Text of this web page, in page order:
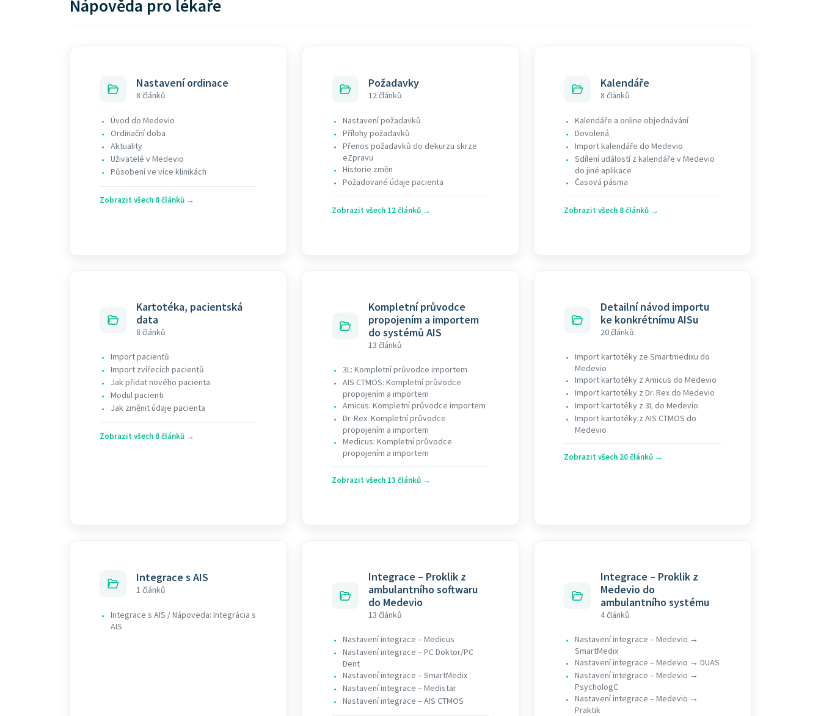
Nápověda pro lékaře
Nastavení ordinace
8 článků
•
Úvod do Medevio
•
Ordinační doba
•
Aktuality
•
Uživatelé v Medevio
•
Působení ve více klinikách
Zobrazit všech 8 článků →
Požadavky
12 článků
•
Nastavení požadavků
•
Přílohy požadavků
•
Přenos požadavků do dekurzu skrze
eZpravu
•
Historie změn
•
Požadované údaje pacienta
Zobrazit všech 12 článků →
Kalendáře
8 článků
•
Kalendáře a online objednávání
•
Dovolená
•
Import kalendáře do Medevio
•
Sdílení událostí z kalendáře v Medevio
do jiné aplikace
•
Časová pásma
Zobrazit všech 8 článků →
Kartotéka, pacientská
data
8 článků
•
Import pacientů
•
Import zvířecích pacientů
•
Jak přidat nového pacienta
•
Modul pacienti
•
Jak změnit údaje pacienta
Zobrazit všech 8 článků →
Kompletní průvodce
propojením a importem
do systémů AIS
13 článků
•
3L: Kompletní průvodce importem
•
AIS CTMOS: Kompletní průvodce
propojením a importem
•
Amicus: Kompletní průvodce importem
•
Dr. Rex: Kompletní průvodce
propojením a importem
•
Medicus: Kompletní průvodce
propojením a importem
Zobrazit všech 13 článků →
Detailní návod importu
ke konkrétnímu AISu
20 článků
•
Import kartotéky ze Smartmedixu do
Medevio
•
Import kartotéky z Amicus do Medevio
•
Import kartotéky z Dr. Rex do Medevio
•
Import kartotéky z 3L do Medevio
•
Import kartotéky z AIS CTMOS do
Medevio
Zobrazit všech 20 článků →
Integrace s AIS
1 článků
•
Integrace s AIS / Nápoveda: Integrácia s
AIS
Integrace – Proklik z
ambulantního softwaru
do Medevio
13 článků
•
Nastavení integrace – Medicus
•
Nastavení integrace – PC Doktor/PC
Dent
•
Nastavení integrace – SmartMedix
•
Nastavení integrace – Medistar
•
Nastavení integrace – AIS CTMOS
Integrace – Proklik z
Medevio do
ambulantního systému
4 článků
•
Nastavení integrace – Medevio →
SmartMedix
•
Nastavení integrace – Medevio → DUAS
•
Nastavení integrace – Medevio →
PsychologC
•
Nastavení integrace – Medevio →
Praktik